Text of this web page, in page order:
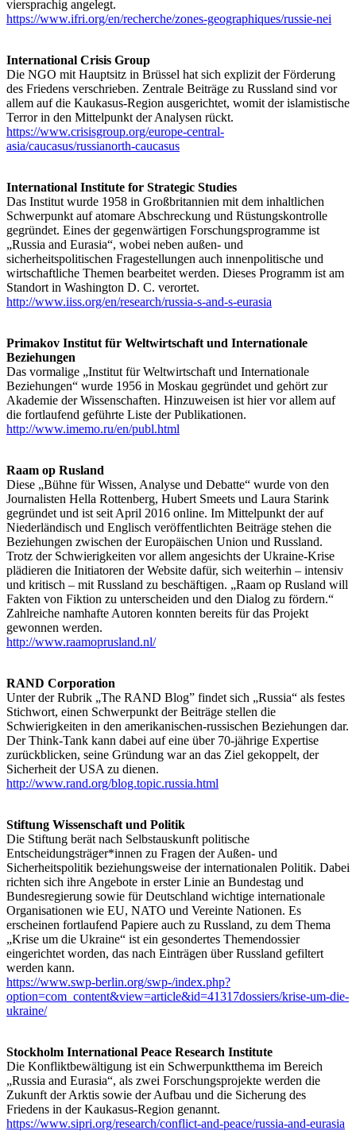
viersprachig angelegt.
https://www.ifri.org/en/recherche/zones-geographiques/russie-nei
International Crisis Group
Die NGO mit Hauptsitz in Brüssel hat sich explizit der Förderung
des Friedens verschrieben. Zentrale Beiträge zu Russland sind vor
allem auf die Kaukasus-Region ausgerichtet, womit der islamistische
Terror in den Mittelpunkt der Analysen rückt.
https://www.crisisgroup.org/europe-central-
asia/caucasus/russianorth-caucasus
International Institute for Strategic Studies
Das Institut wurde 1958 in Großbritannien mit dem inhaltlichen
Schwerpunkt auf atomare Abschreckung und Rüstungskontrolle
gegründet. Eines der gegenwärtigen Forschungsprogramme ist
„Russia and Eurasia“, wobei neben außen- und
sicherheitspolitischen Fragestellungen auch innenpolitische und
wirtschaftliche Themen bearbeitet werden. Dieses Programm ist am
Standort in Washington D. C. verortet.
http://www.iiss.org/en/research/russia-s-and-s-eurasia
Primakov Institut für Weltwirtschaft und Internationale
Beziehungen
Das vormalige „Institut für Weltwirtschaft und Internationale
Beziehungen“ wurde 1956 in Moskau gegründet und gehört zur
Akademie der Wissenschaften. Hinzuweisen ist hier vor allem auf
die fortlaufend geführte Liste der Publikationen.
http://www.imemo.ru/en/publ.html
Raam op Rusland
Diese „Bühne für Wissen, Analyse und Debatte“ wurde von den
Journalisten Hella Rottenberg, Hubert Smeets und Laura Starink
gegründet und ist seit April 2016 online. Im Mittelpunkt der auf
Niederländisch und Englisch veröffentlichten Beiträge stehen die
Beziehungen zwischen der Europäischen Union und Russland.
Trotz der Schwierigkeiten vor allem angesichts der Ukraine-Krise
plädieren die Initiatoren der Website dafür, sich weiterhin – intensiv
und kritisch – mit Russland zu beschäftigen. „Raam op Rusland will
Fakten von Fiktion zu unterscheiden und den Dialog zu fördern.“
Zahlreiche namhafte Autoren konnten bereits für das Projekt
gewonnen werden.
http://www.raamoprusland.nl/
RAND Corporation
Unter der Rubrik „The RAND Blog” findet sich „Russia“ als festes
Stichwort, einen Schwerpunkt der Beiträge stellen die
Schwierigkeiten in den amerikanischen-russischen Beziehungen dar.
Der Think-Tank kann dabei auf eine über 70-jährige Expertise
zurückblicken, seine Gründung war an das Ziel gekoppelt, der
Sicherheit der USA zu dienen.
http://www.rand.org/blog.topic.russia.html
Stiftung Wissenschaft und Politik
Die Stiftung berät nach Selbstauskunft politische
Entscheidungsträger*innen zu Fragen der Außen- und
Sicherheitspolitik beziehungsweise der internationalen Politik. Dabei
richten sich ihre Angebote in erster Linie an Bundestag und
Bundesregierung sowie für Deutschland wichtige internationale
Organisationen wie EU, NATO und Vereinte Nationen. Es
erscheinen fortlaufend Papiere auch zu Russland, zu dem Thema
„Krise um die Ukraine“ ist ein gesondertes Themendossier
eingerichtet worden, das nach Einträgen über Russland gefiltert
werden kann.
https://www.swp-berlin.org/swp-/index.php?
option=com_content&view=article&id=41317dossiers/krise-um-die-
ukraine/
Stockholm International Peace Research Institute
Die Konfliktbewältigung ist ein Schwerpunktthema im Bereich
„Russia and Eurasia“, als zwei Forschungsprojekte werden die
Zukunft der Arktis sowie der Aufbau und die Sicherung des
Friedens in der Kaukasus-Region genannt.
https://www.sipri.org/research/conflict-and-peace/russia-and-eurasia